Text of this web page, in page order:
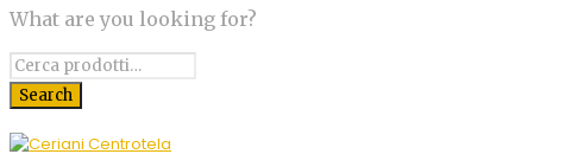
What are you looking for?